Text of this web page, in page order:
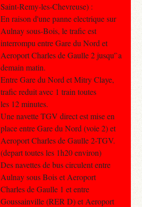
Saint-Remy-les-Chevreuse) :
En raison d'une panne electrique sur
Aulnay sous-Bois, le trafic est
interrompu entre Gare du Nord et
Aeroport Charles de Gaulle 2 jusqu'`a
demain matin.
Entre Gare du Nord et Mitry Claye,
trafic reduit avec 1 train toutes
les 12 minutes.
Une navette TGV direct est mise en
place entre Gare du Nord (voie 2) et
Aeroport Charles de Gaulle 2-TGV.
(depart toutes les 1h20 environ)
Des navettes de bus circulent entre
Aulnay sous Bois et Aeroport
Charles de Gaulle 1 et entre
Goussainville (RER D) et Aeroport